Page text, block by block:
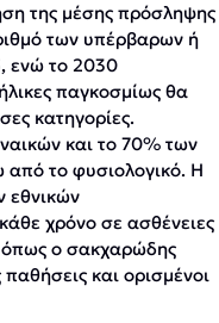
της μέσης πρόσληψης
των υπέρβαρων ή
ενώ το 2030
παγκοσμίως θα
κατηγορίες.
και το 70% των
το φυσιολογικό. Η
εθνικών
χρόνο σε ασθένειες
όπως ο σακχαρώδης
και ορισμένοι